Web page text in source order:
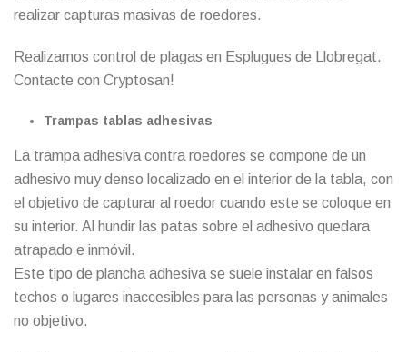
realizar capturas masivas de roedores.
Realizamos control de plagas en Esplugues de Llobregat.
Contacte con Cryptosan!
Trampas tablas adhesivas
La trampa adhesiva contra roedores se compone de un
adhesivo muy denso localizado en el interior de la tabla, con
el objetivo de capturar al roedor cuando este se coloque en
su interior. Al hundir las patas sobre el adhesivo quedara
atrapado e inmóvil.
Este tipo de plancha adhesiva se suele instalar en falsos
techos o lugares inaccesibles para las personas y animales
no objetivo.